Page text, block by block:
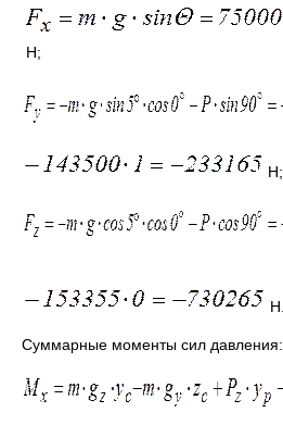
Н;
Н;
Н.
Суммарные моменты сил давления: